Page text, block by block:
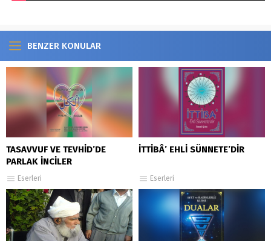
BENZER KONULAR
TASAVVUF VE TEVHİD’DE
PARLAK İNCİLER
Eserleri
İTTİBÂ’ EHLİ SÜNNETE’DİR
Eserleri